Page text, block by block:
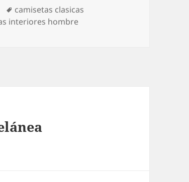
Etiquetas
camisetas clasicas
interiores hombre